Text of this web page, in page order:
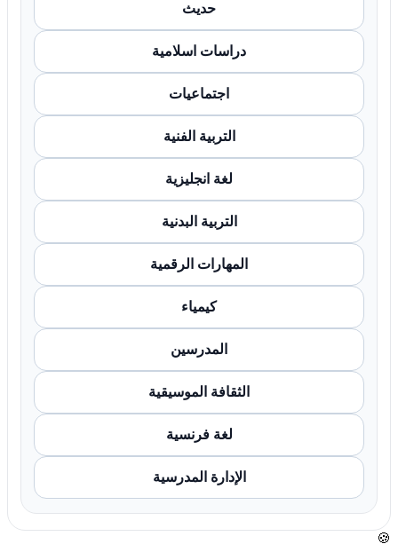
حديث
دراسات اسلامية
اجتماعيات
التربية الفنية
لغة انجليزية
التربية البدنية
المهارات الرقمية
كيمياء
المدرسين
الثقافة الموسيقية
لغة فرنسية
الإدارة المدرسية
🍪